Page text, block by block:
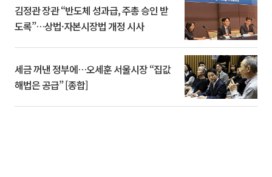
김정관 장관 “반도체 성과급, 주총 승인 받
도록”…상법·자본시장법 개정 시사
세금 꺼낸 정부에…오세훈 서울시장 “집값
해법은 공급” [종합]